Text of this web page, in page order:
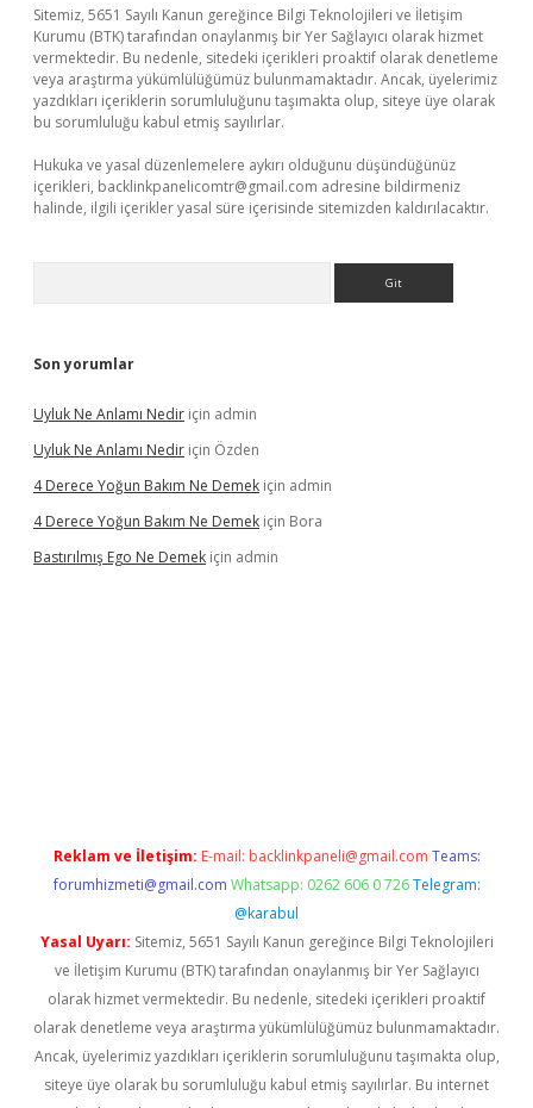
Sitemiz, 5651 Sayılı Kanun gereğince Bilgi Teknolojileri ve İletişim
Kurumu (BTK) tarafından onaylanmış bir Yer Sağlayıcı olarak hizmet
vermektedir. Bu nedenle, sitedeki içerikleri proaktif olarak denetleme
veya araştırma yükümlülüğümüz bulunmamaktadır. Ancak, üyelerimiz
yazdıkları içeriklerin sorumluluğunu taşımakta olup, siteye üye olarak
bu sorumluluğu kabul etmiş sayılırlar.
Hukuka ve yasal düzenlemelere aykırı olduğunu düşündüğünüz
içerikleri, backlinkpanelicomtr@gmail.com adresine bildirmeniz
halinde, ilgili içerikler yasal süre içerisinde sitemizden kaldırılacaktır.
Son yorumlar
Uyluk Ne Anlamı Nedir için admin
Uyluk Ne Anlamı Nedir için Özden
4 Derece Yoğun Bakım Ne Demek için admin
4 Derece Yoğun Bakım Ne Demek için Bora
Bastırılmış Ego Ne Demek için admin
Reklam ve İletişim: E-mail: backlinkpaneli@gmail.com Teams:
forumhizmeti@gmail.com Whatsapp: 0262 606 0 726 Telegram:
@karabul
Yasal Uyarı: Sitemiz, 5651 Sayılı Kanun gereğince Bilgi Teknolojileri
ve İletişim Kurumu (BTK) tarafından onaylanmış bir Yer Sağlayıcı
olarak hizmet vermektedir. Bu nedenle, sitedeki içerikleri proaktif
olarak denetleme veya araştırma yükümlülüğümüz bulunmamaktadır.
Ancak, üyelerimiz yazdıkları içeriklerin sorumluluğunu taşımakta olup,
siteye üye olarak bu sorumluluğu kabul etmiş sayılırlar. Bu internet